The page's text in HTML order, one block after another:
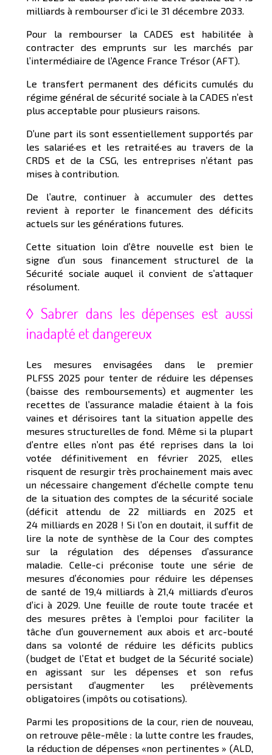
milliards à rembourser d’ici le 31 décembre 2033.
Pour la rembourser la CADES est habilitée à
contracter des emprunts sur les marchés par
l’intermédiaire de l’Agence France Trésor (AFT).
Le transfert permanent des déficits cumulés du
régime général de sécurité sociale à la CADES n’est
plus acceptable pour plusieurs raisons.
D’une part ils sont essentiellement supportés par
les salarié·es et les retraité·es au travers de la
CRDS et de la CSG, les entreprises n’étant pas
mises à contribution.
De l’autre, continuer à accumuler des dettes
revient à reporter le financement des déficits
actuels sur les générations futures.
Cette situation loin d’être nouvelle est bien le
signe d’un sous financement structurel de la
Sécurité sociale auquel il convient de s’attaquer
résolument.
◊ Sabrer dans les dépenses est aussi
inadapté et dangereux
Les mesures envisagées dans le premier
PLFSS 2025 pour tenter de réduire les dépenses
(baisse des remboursements) et augmenter les
recettes de l’assurance maladie étaient à la fois
vaines et dérisoires tant la situation appelle des
mesures structurelles de fond. Même si la plupart
d’entre elles n’ont pas été reprises dans la loi
votée définitivement en février 2025, elles
risquent de resurgir très prochainement mais avec
un nécessaire changement d’échelle compte tenu
de la situation des comptes de la sécurité sociale
(déficit attendu de 22 milliards en 2025 et
24 milliards en 2028 ! Si l’on en doutait, il suffit de
lire la note de synthèse de la Cour des comptes
sur la régulation des dépenses d’assurance
maladie. Celle-ci préconise toute une série de
mesures d’économies pour réduire les dépenses
de santé de 19,4 milliards à 21,4 milliards d’euros
d’ici à 2029. Une feuille de route toute tracée et
des mesures prêtes à l’emploi pour faciliter la
tâche d’un gouvernement aux abois et arc-bouté
dans sa volonté de réduire les déficits publics
(budget de l’Etat et budget de la Sécurité sociale)
en agissant sur les dépenses et son refus
persistant d’augmenter les prélèvements
obligatoires (impôts ou cotisations).
Parmi les propositions de la cour, rien de nouveau,
on retrouve pêle-mêle : la lutte contre les fraudes,
la réduction de dépenses «non pertinentes » (ALD,